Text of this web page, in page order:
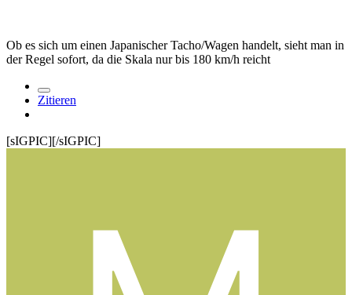
Ob es sich um einen Japanischer Tacho/Wagen handelt, sieht man in
der Regel sofort, da die Skala nur bis 180 km/h reicht
Zitieren
[sIGPIC][/sIGPIC]